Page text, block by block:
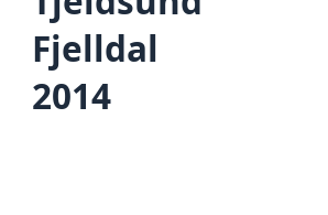
Fjelldal
2014